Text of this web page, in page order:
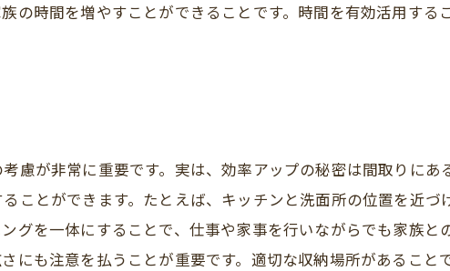
の時間を増やすことができることです。時間を有効活用す
慮が非常に重要です。実は、効率アップの秘密は間取りに
ことができます。たとえば、キッチンと洗面所の位置を近
グを一体にすることで、仕事や家事を行いながらでも家族と
にも注意を払うことが重要です。適切な収納場所があるこ